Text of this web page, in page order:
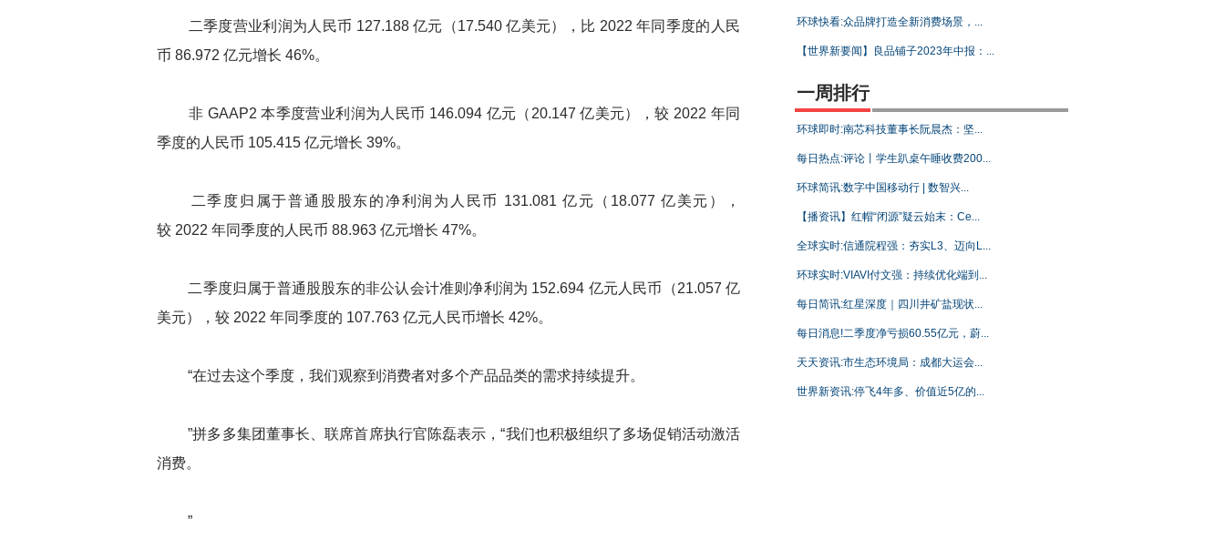
二季度营业利润为人民币 127.188 亿元（17.540 亿美元），比 2022 年同季度的人民
币 86.972 亿元增长 46%。
非 GAAP2 本季度营业利润为人民币 146.094 亿元（20.147 亿美元），较 2022 年同
季度的人民币 105.415 亿元增长 39%。
二季度归属于普通股股东的净利润为人民币 131.081 亿元（18.077 亿美元），
较 2022 年同季度的人民币 88.963 亿元增长 47%。
二季度归属于普通股股东的非公认会计准则净利润为 152.694 亿元人民币（21.057 亿
美元），较 2022 年同季度的 107.763 亿元人民币增长 42%。
“在过去这个季度，我们观察到消费者对多个产品品类的需求持续提升。
”拼多多集团董事长、联席首席执行官陈磊表示，“我们也积极组织了多场促销活动激活
消费。
”
环球快看:众品牌打造全新消费场景，...
【世界新要闻】良品铺子2023年中报：...
一周排行
环球即时:南芯科技董事长阮晨杰：坚...
每日热点:评论丨学生趴桌午睡收费200...
环球简讯:数字中国移动行 | 数智兴...
【播资讯】红帽“闭源”疑云始末：Ce...
全球实时:信通院程强：夯实L3、迈向L...
环球实时:VIAVI付文强：持续优化端到...
每日简讯:红星深度｜四川井矿盐现状...
每日消息!二季度净亏损60.55亿元，蔚...
天天资讯:市生态环境局：成都大运会...
世界新资讯:停飞4年多、价值近5亿的...